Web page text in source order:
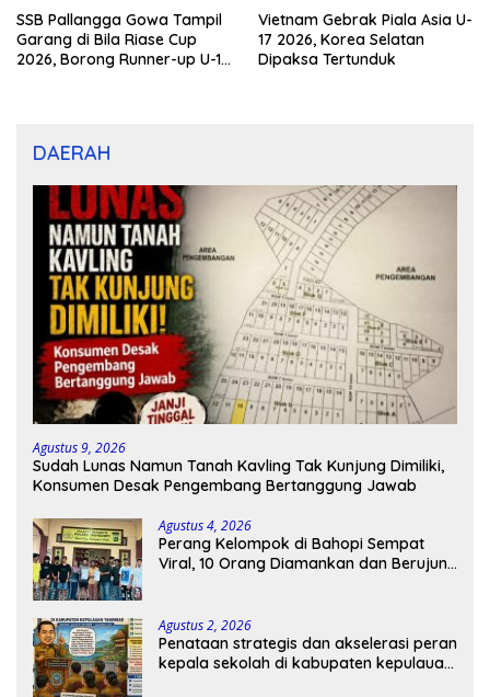
SSB Pallangga Gowa Tampil
Garang di Bila Riase Cup
2026, Borong Runner-up U-10
Vietnam Gebrak Piala Asia U-
17 2026, Korea Selatan
Dipaksa Tertunduk
DAERAH
Agustus 9, 2026
Sudah Lunas Namun Tanah Kavling Tak Kunjung Dimiliki,
Konsumen Desak Pengembang Bertanggung Jawab
Agustus 4, 2026
Perang Kelompok di Bahopi Sempat
Viral, 10 Orang Diamankan dan Berujung
Agustus 2, 2026
Penataan strategis dan akselerasi peran
kepala sekolah di kabupaten kepulauan